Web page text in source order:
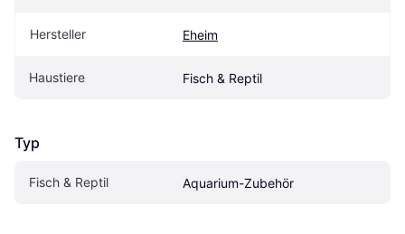
Hersteller Eheim
Haustiere Fisch & Reptil
Typ
Fisch & Reptil Aquarium-Zubehör